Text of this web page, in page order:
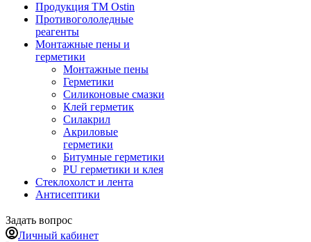
Продукция ТМ Ostin
Противогололедные
реагенты
Монтажные пены и
герметики
Монтажные пены
Герметики
Силиконовые смазки
Клей герметик
Силакрил
Акриловые
герметики
Битумные герметики
PU герметики и клея
Стеклохолст и лента
Антисептики
Задать вопрос
Личный кабинет